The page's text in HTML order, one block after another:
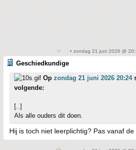
• zondag 21 juni 2026 @
Geschiedkundige
Op zondag 21 juni 2026 20:24
volgende:
[..]
Als alle ouders dit doen.
Hij is toch niet leerplichtig? Pas vanaf de